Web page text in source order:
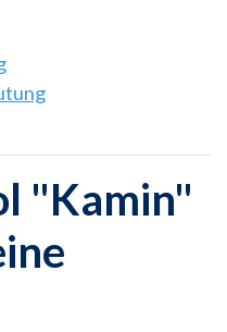
"Kamin"